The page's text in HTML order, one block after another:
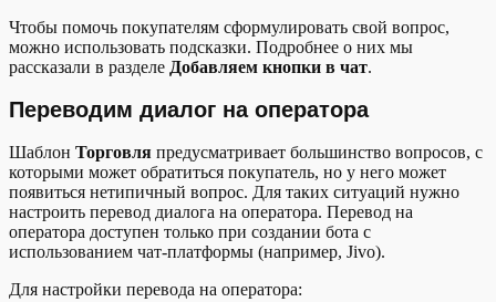
Чтобы помочь покупателям сформулировать свой вопрос,
можно использовать подсказки. Подробнее о них мы
рассказали в разделе Добавляем кнопки в чат.
Переводим диалог на оператора
Шаблон Торговля предусматривает большинство вопросов, с
которыми может обратиться покупатель, но у него может
появиться нетипичный вопрос. Для таких ситуаций нужно
настроить перевод диалога на оператора. Перевод на
оператора доступен только при создании бота с
использованием чат-платформы (например, Jivo).
Для настройки перевода на оператора: